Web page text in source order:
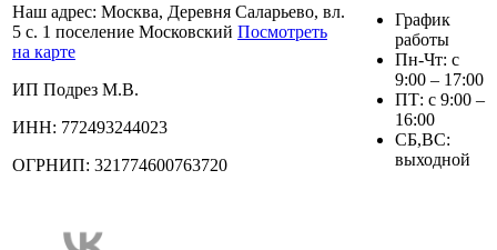
Наш адрес: Москва, Деревня Саларьево, вл.
5 с. 1 поселение Московский Посмотреть
на карте
ИП Подрез М.В.
ИНН: 772493244023
ОГРНИП: 321774600763720
График
работы
Пн-Чт: с
9:00 – 17:00
ПТ: с 9:00 –
16:00
СБ,ВС:
выходной